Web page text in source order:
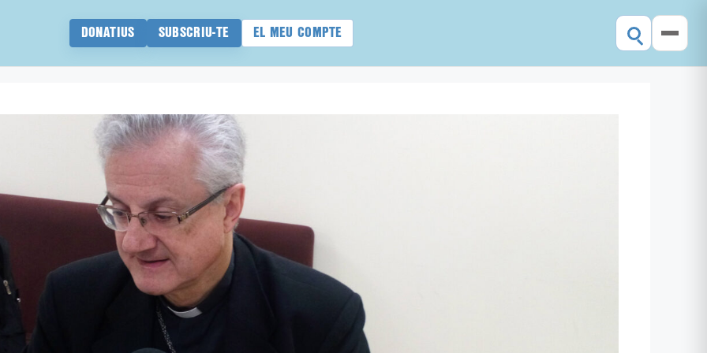
DONATIUS SUBSCRIU-TE EL MEU COMPTE